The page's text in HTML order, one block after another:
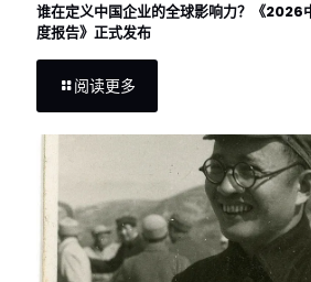
谁在定义中国企业的全球影响力？《2026
度报告》正式发布
阅读更多